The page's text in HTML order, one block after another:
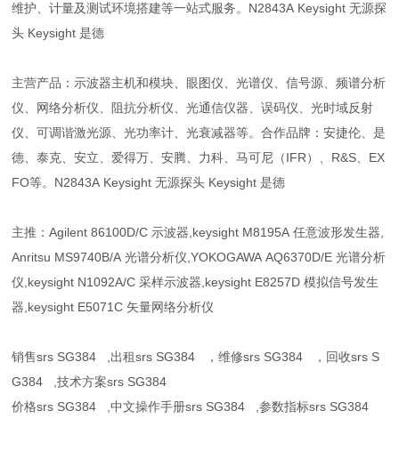
维护、计量及测试环境搭建等一站式服务。N2843A Keysight 无源探
头 Keysight 是德
主营产品：示波器主机和模块、眼图仪、光谱仪、信号源、频谱分析
仪、网络分析仪、阻抗分析仪、光通信仪器、误码仪、光时域反射
仪、可调谐激光源、光功率计、光衰减器等。合作品牌：安捷伦、是
德、泰克、安立、爱得万、安腾、力科、马可尼（IFR）、R&S、EX
FO等。N2843A Keysight 无源探头 Keysight 是德
主推：Agilent 86100D/C 示波器,keysight M8195A 任意波形发生器,
Anritsu MS9740B/A 光谱分析仪,YOKOGAWA AQ6370D/E 光谱分析
仪,keysight N1092A/C 采样示波器,keysight E8257D 模拟信号发生
器,keysight E5071C 矢量网络分析仪
销售srs SG384 ,出租srs SG384 ，维修srs SG384 ，回收srs S
G384
,技术方案srs SG384
价格srs SG384 ,中文操作手册srs SG384 ,参数指标srs SG384